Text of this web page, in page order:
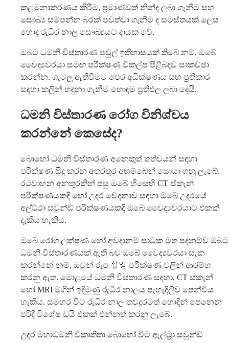
කළමනාකරණය කිරීම, ප්‍රමාණවත් නින්ද ලබා ගැනීම සහ
සෞඛ්‍ය සම්පන්න බරක් පවත්වා ගැනීම ද සමස්තයක් ලෙස
හොඳ රුධිර නාල සෞඛ්‍යයට දායක වේ.
ඔබට ධමනි විස්තාරණ පවුල් ඉතිහාසයක් තිබේ නම්, ඔබේ
වෛද්‍යවරයා සමඟ පරීක්ෂණ විකල්ප පිළිබඳව සාකච්ඡා
කරන්න. ගැටලු ඇතිවීමට පෙර අධීක්ෂණය සහ ප්‍රතිකාර
සඳහා කලින් හඳුනා ගැනීම හොඳම ප්‍රතිඵල ලබා දෙයි.
ධමනි විස්තාරණ රෝග විනිශ්චය
කරන්නේ කෙසේද?
බොහෝ ධමනි විස්තාරණ අනෙකුත් තත්වයන් සඳහා
පරීක්ෂණ සිදු කරන අතරතුර අහම්බෙන් සොයා ගනු ලැබේ.
රථවාහන අනතුරකින් පසු ඔබේ හිසෙහි CT ස්කෑන්
පරීක්ෂණයකදී හෝ උදර වේදනාව සඳහා ඔබේ උදරයේ
අල්ට්රා සවුන්ඩ් පරීක්ෂණයකදී ඔබේ වෛද්‍යවරයාට එකක්
දැකිය හැකිය.
ඔබේ රෝග ලක්ෂණ හෝ අවදානම් සාධක මත පදනම්ව ඔබට
ධමනි විස්තාරණයක් ඇති බව ඔබේ වෛද්‍යවරයා සැක
කරන්නේ නම්, ඔවුන් රූප 촬영 පරීක්ෂණ වලින් ආරම්භ
කරනු ඇත. මොළයේ ධමනි විස්තාරණ සඳහා, CT ස්කෑන්
හෝ MRI මගින් ඉදිමුණු රුධිර නාලය පැහැදිලිව පෙන්විය
හැකිය. සමහර විට රුධිර නාල තවදුරටත් හොඳින් පෙනෙන
පරිදි විශේෂ ඩයි එකක් එන්නත් කරනු ලැබේ.
උදර මහාධමනි විකෘතිතා බොහෝ විට ඇල්ට්‍රා සවුන්ඩ්